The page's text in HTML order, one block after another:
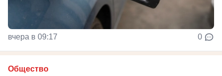
вчера в 09:17 0
Общество